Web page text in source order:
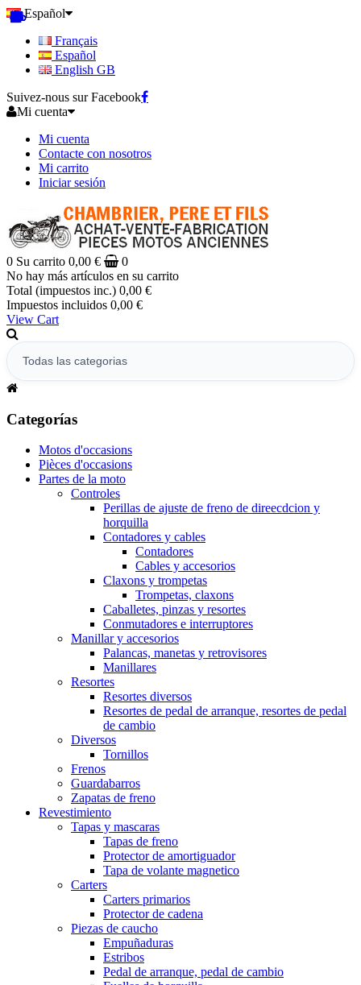
Español
Français
Español
English GB
Suivez-nous sur Facebook
Mi cuenta
Mi cuenta
Contacte con nosotros
Mi carrito
Iniciar sesión
0 Su carrito 0,00 €
0
No hay más artículos en su carrito
Total (impuestos inc.) 0,00 €
Impuestos incluidos 0,00 €
View Cart
Categorías
Motos d'occasions
Pièces d'occasions
Partes de la moto
Controles
Perillas de ajuste de freno de direecdcion y
horquilla
Contadores y cables
Contadores
Cables y accesorios
Claxons y trompetas
Trompetas, claxons
Caballetes, pinzas y resortes
Conmutadores e interruptores
Manillar y accesorios
Palancas, manetas y retrovisores
Manillares
Resortes
Resortes diversos
Resortes de pedal de arranque, resortes de pedal
de cambio
Diversos
Tornillos
Frenos
Guardabarros
Zapatas de freno
Revestimiento
Tapas y mascaras
Tapas de freno
Protector de amortiguador
Tapa de volante magnetico
Carters
Carters primarios
Protector de cadena
Piezas de caucho
Empuñaduras
Estribos
Pedal de arranque, pedal de cambio